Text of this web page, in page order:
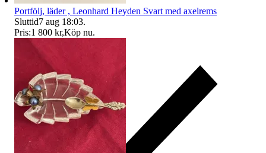
Portfölj, läder , Leonhard Heyden Svart med axelrems
Sluttid7 aug 18:03.
Pris:1 800 kr,Köp nu.